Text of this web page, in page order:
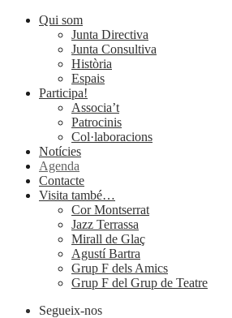
Qui som
Junta Directiva
Junta Consultiva
Història
Espais
Participa!
Associa’t
Patrocinis
Col·laboracions
Notícies
Agenda
Contacte
Visita també…
Cor Montserrat
Jazz Terrassa
Mirall de Glaç
Agustí Bartra
Grup F dels Amics
Grup F del Grup de Teatre
Segueix-nos